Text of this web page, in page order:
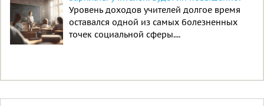
Уровень доходов учителей долгое время
оставался одной из самых болезненных
точек социальной сферы....